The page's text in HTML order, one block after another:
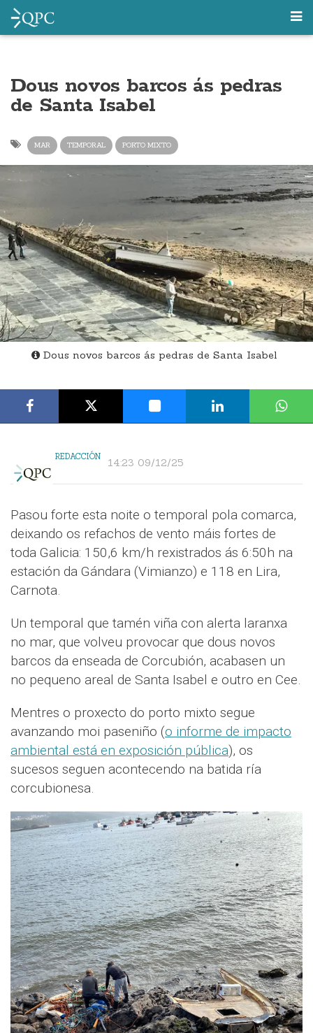
Dous novos barcos ás pedras
de Santa Isabel
MAR TEMPORAL PORTO MIXTO
Dous novos barcos ás pedras de Santa Isabel
REDACCIÓN 14:23 09/12/25
Pasou forte esta noite o temporal pola comarca,
deixando os refachos de vento máis fortes de
toda Galicia: 150,6 km/h rexistrados ás 6:50h na
estación da Gándara (Vimianzo) e 118 en Lira,
Carnota.
Un temporal que tamén viña con alerta laranxa
no mar, que volveu provocar que dous novos
barcos da enseada de Corcubión, acabasen un
no pequeno areal de Santa Isabel e outro en Cee.
Mentres o proxecto do porto mixto segue
avanzando moi paseniño (o informe de impacto
ambiental está en exposición pública), os
sucesos seguen acontecendo na batida ría
corcubionesa.